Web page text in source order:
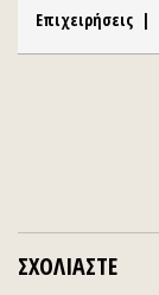
Επιχειρήσεις |
ΣΧΟΛΙΑΣΤΕ